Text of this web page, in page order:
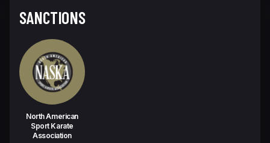
SANCTIONS
North American
Sport Karate
Association